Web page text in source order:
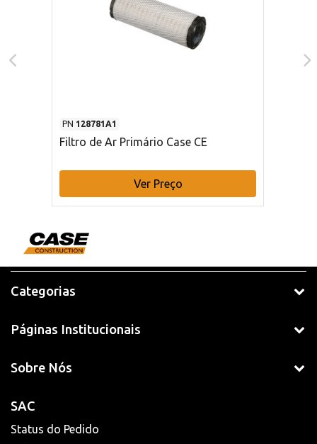
PN 128781A1
Filtro de Ar Primário Case CE
Ver Preço
Categorias
Páginas Institucionais
Sobre Nós
SAC
Status do Pedido